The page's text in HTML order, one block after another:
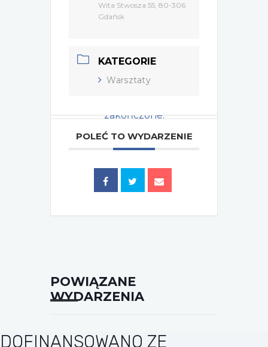
Wita Stwosza 55, 80-306
Gdańsk
KATEGORIE
Warsztaty
zakończone.
POLEĆ TO WYDARZENIE
POWIĄZANE
WYDARZENIA
DOFINANSOWANO ZE